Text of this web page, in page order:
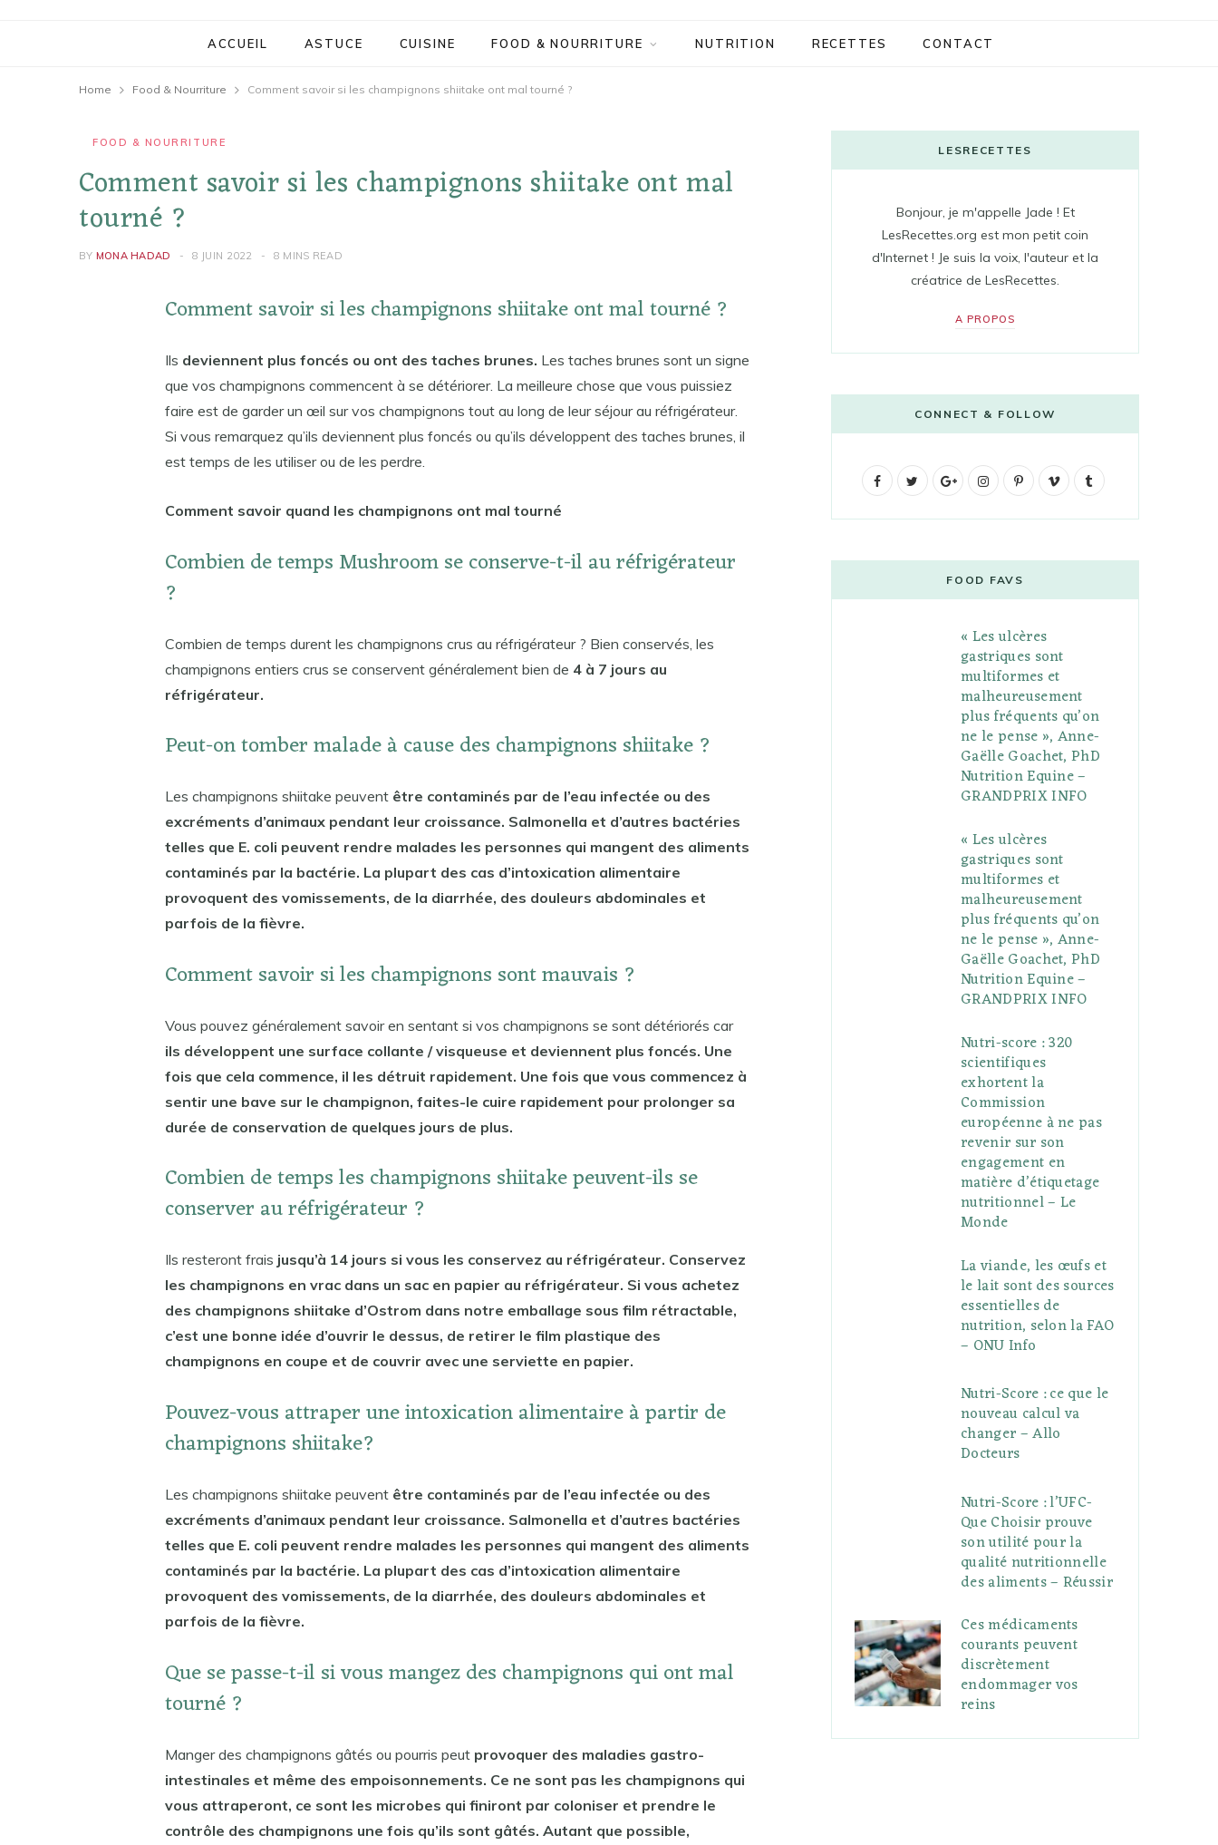
ACCUEIL ASTUCE CUISINE FOOD & NOURRITURE NUTRITION RECETTES CONTACT
Home Food & Nourriture Comment savoir si les champignons shiitake ont mal tourné ?
FOOD & NOURRITURE
Comment savoir si les champignons shiitake ont mal
tourné ?
BY MONA HADAD 8 JUIN 2022 8 MINS READ
Comment savoir si les champignons shiitake ont mal tourné ?
Ils deviennent plus foncés ou ont des taches brunes. Les taches brunes sont un signe
que vos champignons commencent à se détériorer. La meilleure chose que vous puissiez
faire est de garder un œil sur vos champignons tout au long de leur séjour au réfrigérateur.
Si vous remarquez qu’ils deviennent plus foncés ou qu’ils développent des taches brunes, il
est temps de les utiliser ou de les perdre.
Comment savoir quand les champignons ont mal tourné
Combien de temps Mushroom se conserve-t-il au réfrigérateur
?
Combien de temps durent les champignons crus au réfrigérateur ? Bien conservés, les
champignons entiers crus se conservent généralement bien de 4 à 7 jours au
réfrigérateur.
Peut-on tomber malade à cause des champignons shiitake ?
Les champignons shiitake peuvent être contaminés par de l’eau infectée ou des
excréments d’animaux pendant leur croissance. Salmonella et d’autres bactéries
telles que E. coli peuvent rendre malades les personnes qui mangent des aliments
contaminés par la bactérie. La plupart des cas d’intoxication alimentaire
provoquent des vomissements, de la diarrhée, des douleurs abdominales et
parfois de la fièvre.
Comment savoir si les champignons sont mauvais ?
Vous pouvez généralement savoir en sentant si vos champignons se sont détériorés car
ils développent une surface collante / visqueuse et deviennent plus foncés. Une
fois que cela commence, il les détruit rapidement. Une fois que vous commencez à
sentir une bave sur le champignon, faites-le cuire rapidement pour prolonger sa
durée de conservation de quelques jours de plus.
Combien de temps les champignons shiitake peuvent-ils se
conserver au réfrigérateur ?
Ils resteront frais jusqu’à 14 jours si vous les conservez au réfrigérateur. Conservez
les champignons en vrac dans un sac en papier au réfrigérateur. Si vous achetez
des champignons shiitake d’Ostrom dans notre emballage sous film rétractable,
c’est une bonne idée d’ouvrir le dessus, de retirer le film plastique des
champignons en coupe et de couvrir avec une serviette en papier.
Pouvez-vous attraper une intoxication alimentaire à partir de
champignons shiitake?
Les champignons shiitake peuvent être contaminés par de l’eau infectée ou des
excréments d’animaux pendant leur croissance. Salmonella et d’autres bactéries
telles que E. coli peuvent rendre malades les personnes qui mangent des aliments
contaminés par la bactérie. La plupart des cas d’intoxication alimentaire
provoquent des vomissements, de la diarrhée, des douleurs abdominales et
parfois de la fièvre.
Que se passe-t-il si vous mangez des champignons qui ont mal
tourné ?
Manger des champignons gâtés ou pourris peut provoquer des maladies gastro-
intestinales et même des empoisonnements. Ce ne sont pas les champignons qui
vous attraperont, ce sont les microbes qui finiront par coloniser et prendre le
contrôle des champignons une fois qu’ils sont gâtés. Autant que possible,
LESRECETTES
Bonjour, je m'appelle Jade ! Et
LesRecettes.org est mon petit coin
d'Internet ! Je suis la voix, l'auteur et la
créatrice de LesRecettes.
A PROPOS
CONNECT & FOLLOW
F
b
t
G
g
l
e
P
u
s
I
t
a
g
r
a
P
e
r
e
s
V
o
l
FOOD FAVS
« Les ulcères
gastriques sont
multiformes et
malheureusement
plus fréquents qu’on
ne le pense », Anne-
Gaëlle Goachet, PhD
Nutrition Equine –
GRANDPRIX INFO
« Les ulcères
gastriques sont
multiformes et
malheureusement
plus fréquents qu’on
ne le pense », Anne-
Gaëlle Goachet, PhD
Nutrition Equine –
GRANDPRIX INFO
Nutri-score : 320
scientifiques
exhortent la
Commission
européenne à ne pas
revenir sur son
engagement en
matière d’étiquetage
nutritionnel – Le
Monde
La viande, les œufs et
le lait sont des sources
essentielles de
nutrition, selon la FAO
– ONU Info
Nutri-Score : ce que le
nouveau calcul va
changer – Allo
Docteurs
Nutri-Score : l’UFC-
Que Choisir prouve
son utilité pour la
qualité nutritionnelle
des aliments – Réussir
Ces médicaments
courants peuvent
discrètement
endommager vos
reins